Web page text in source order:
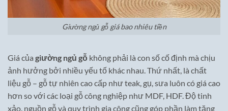
Giường ngủ gỗ giá bao nhiêu tiền
Giá của giường ngủ gỗ không phải là con số cố định mà chịu
ảnh hưởng bởi nhiều yếu tố khác nhau. Thứ nhất, là chất
liệu gỗ – gỗ tự nhiên cao cấp như teak, gụ, sưa luôn có giá cao
hơn so với các loại gỗ công nghiệp như MDF, HDF. Độ tinh
xảo, nguồn gỗ và quy trình gia công cũng góp phần làm tăng